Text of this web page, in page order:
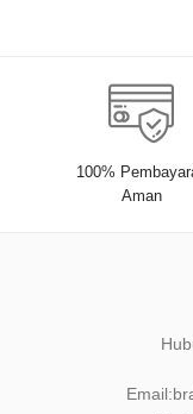
100%
Aman
Email: